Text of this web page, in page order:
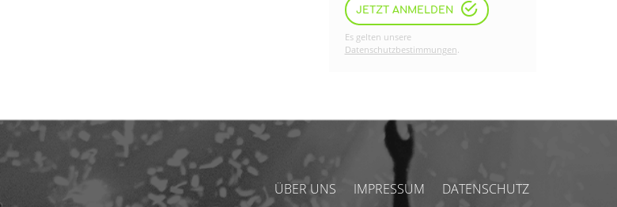
JETZT ANMELDEN
Es gelten unsere
Datenschutzbestimmungen.
ÜBER UNS IMPRESSUM DATENSCHUTZ